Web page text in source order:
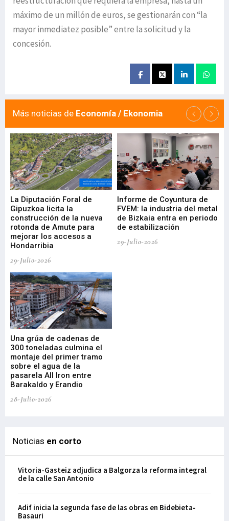
máximo de un millón de euros, se gestionarán con “la
mayor inmediatez posible” entre la solicitud y la
concesión.
Más noticias de Economía / Ekonomia
La Diputación Foral de
Gipuzkoa licita la
construcción de la nueva
rotonda de Amute para
mejorar los accesos a
Hondarribia
29-Julio-2026
Informe de Coyuntura de
FVEM: la industria del metal
de Bizkaia entra en periodo
de estabilización
29-Julio-2026
Una grúa de cadenas de
300 toneladas culmina el
montaje del primer tramo
sobre el agua de la
pasarela All Iron entre
Barakaldo y Erandio
28-Julio-2026
Noticias en corto
Vitoria-Gasteiz adjudica a Balgorza la reforma integral
de la calle San Antonio
Adif inicia la segunda fase de las obras en Bidebieta-
Basauri